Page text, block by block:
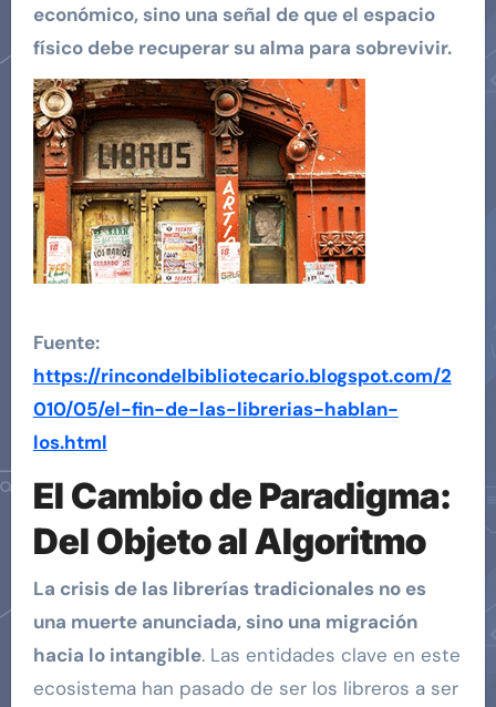
económico, sino una señal de que el espacio
físico debe recuperar su alma para sobrevivir.
Fuente:
https://rincondelbibliotecario.blogspot.com/2
010/05/el-fin-de-las-librerias-hablan-
los.html
El Cambio de Paradigma:
Del Objeto al Algoritmo
La crisis de las librerías tradicionales no es
una muerte anunciada, sino una migración
hacia lo intangible. Las entidades clave en este
ecosistema han pasado de ser los libreros a ser